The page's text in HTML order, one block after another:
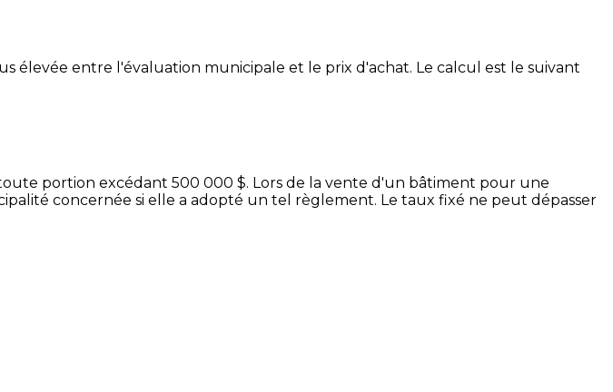
élevée entre l'évaluation municipale et le prix d'achat. Le calcul est le suivant
portion excédant 500 000 $. Lors de la vente d'un bâtiment pour une
concernée si elle a adopté un tel règlement. Le taux fixé ne peut dépasser